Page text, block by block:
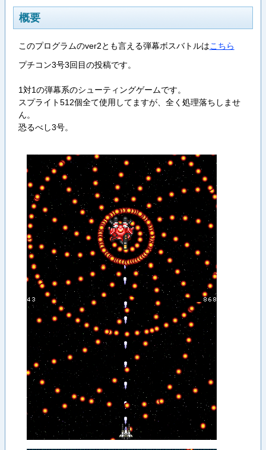
概要
このプログラムのver2とも言える弾幕ボスバトルはこちら
プチコン3号3回目の投稿です。
1対1の弾幕系のシューティングゲームです。
スプライト512個全て使用してますが、全く処理落ちしませ
ん。
恐るべし3号。